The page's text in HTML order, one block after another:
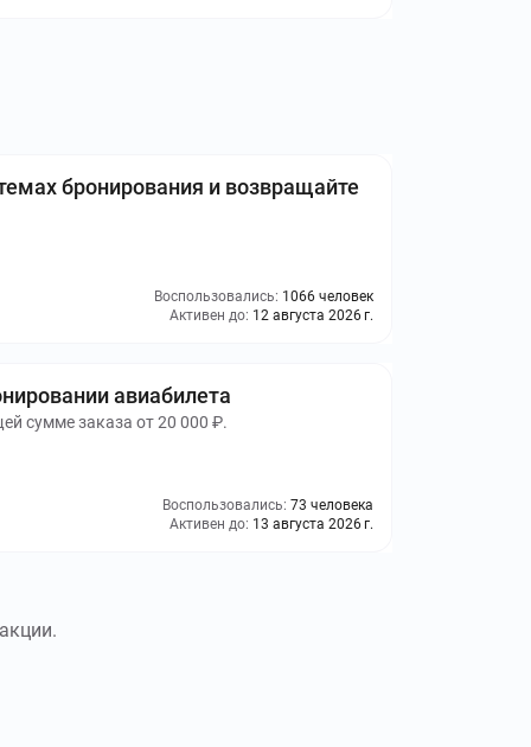
бронирования и возвращайте
Воспользовались: 1066 человек
Активен до: 12 августа 2026 г.
авиабилета
сумме заказа от 20 000 ₽.
Воспользовались: 73 человека
Активен до: 13 августа 2026 г.